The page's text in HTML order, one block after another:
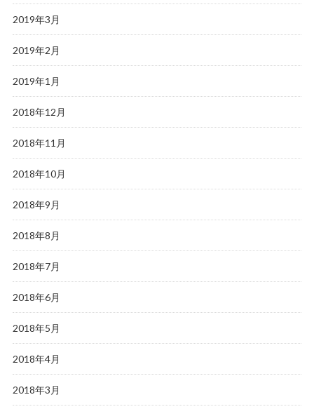
2019年3月
2019年2月
2019年1月
2018年12月
2018年11月
2018年10月
2018年9月
2018年8月
2018年7月
2018年6月
2018年5月
2018年4月
2018年3月